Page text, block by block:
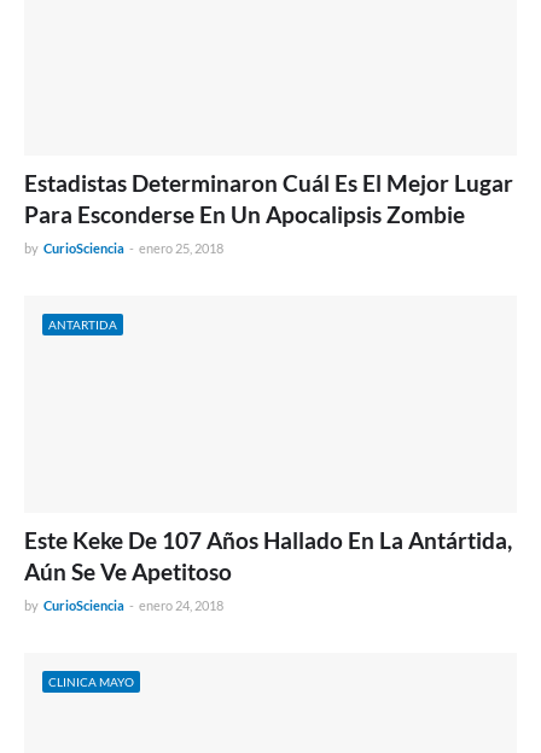
Estadistas Determinaron Cuál Es El Mejor Lugar
Para Esconderse En Un Apocalipsis Zombie
by CurioSciencia - enero 25, 2018
ANTARTIDA
Este Keke De 107 Años Hallado En La Antártida,
Aún Se Ve Apetitoso
by CurioSciencia - enero 24, 2018
CLINICA MAYO